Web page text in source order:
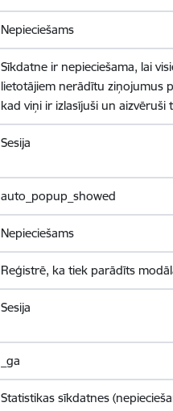
Nepieciešams
Sīkdatne ir nepieciešama, lai
lietotājiem nerādītu ziņojumus
kad viņi ir izlasījuši un aizvēruši
Sesija
auto_popup_showed
Nepieciešams
Reģistrē, ka tiek parādīts
Sesija
_ga
Statistikas sīkdatnes